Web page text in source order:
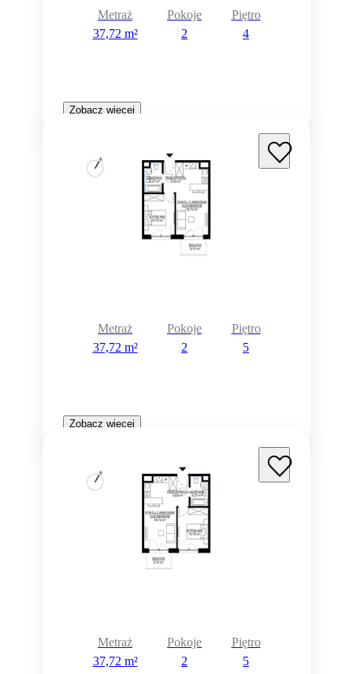
Metraż
37,72 m²
Pokoje
2
Piętro
4
Zobacz więcej
Metraż
37,72 m²
Pokoje
2
Piętro
5
Zobacz więcej
Metraż
37,72 m²
Pokoje
2
Piętro
5